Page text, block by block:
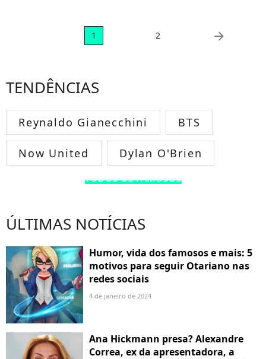
1 2 arrow_right
TENDÊNCIAS
Reynaldo Gianecchini BTS
Now United Dylan O'Brien
TODOS OS FAMOSOS
ÚLTIMAS NOTÍCIAS
Humor, vida dos famosos e mais: 5
motivos para seguir Otariano nas
redes sociais
4 de janeiro de 2024
Ana Hickmann presa? Alexandre
Correa, ex da apresentadora, a